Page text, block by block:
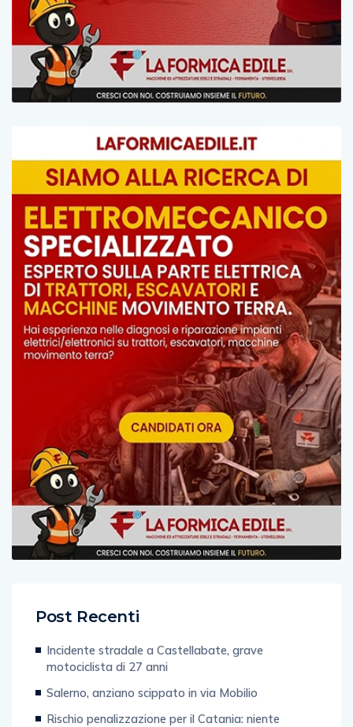
Post Recenti
Incidente stradale a Castellabate, grave
motociclista di 27 anni
Salerno, anziano scippato in via Mobilio
Rischio penalizzazione per il Catania: niente